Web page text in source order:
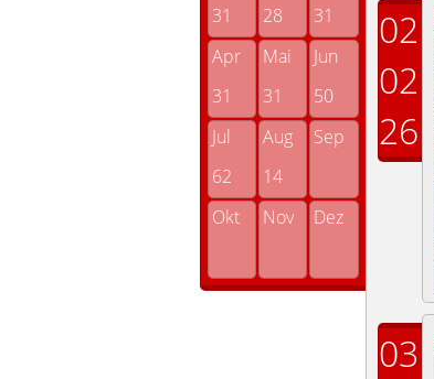
31
28
31
Apr
Mai
Jun
31
31
50
Jul
Aug
Sep
62
14
Okt
Nov Dez
02
02
26
03